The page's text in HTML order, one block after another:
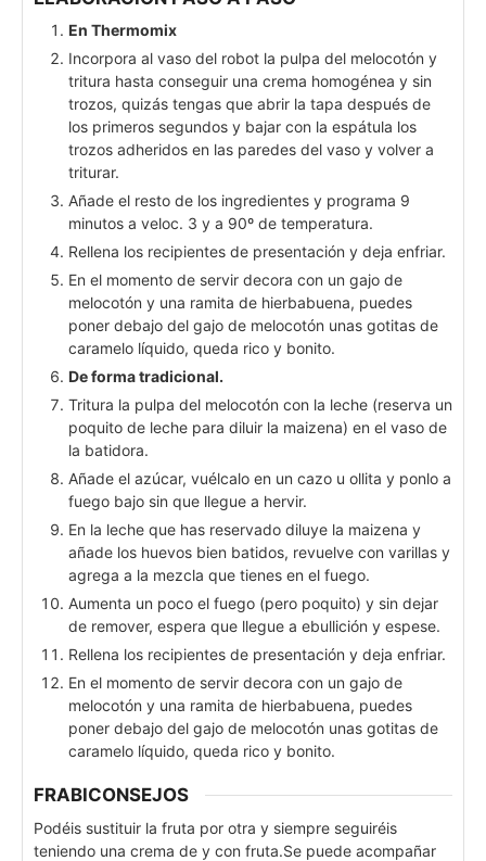
En Thermomix
Incorpora al vaso del robot la pulpa del melocotón y
tritura hasta conseguir una crema homogénea y sin
trozos, quizás tengas que abrir la tapa después de
los primeros segundos y bajar con la espátula los
trozos adheridos en las paredes del vaso y volver a
triturar.
Añade el resto de los ingredientes y programa 9
minutos a veloc. 3 y a 90º de temperatura.
Rellena los recipientes de presentación y deja enfriar.
En el momento de servir decora con un gajo de
melocotón y una ramita de hierbabuena, puedes
poner debajo del gajo de melocotón unas gotitas de
caramelo líquido, queda rico y bonito.
De forma tradicional.
Tritura la pulpa del melocotón con la leche (reserva un
poquito de leche para diluir la maizena) en el vaso de
la batidora.
Añade el azúcar, vuélcalo en un cazo u ollita y ponlo a
fuego bajo sin que llegue a hervir.
En la leche que has reservado diluye la maizena y
añade los huevos bien batidos, revuelve con varillas y
agrega a la mezcla que tienes en el fuego.
Aumenta un poco el fuego (pero poquito) y sin dejar
de remover, espera que llegue a ebullición y espese.
Rellena los recipientes de presentación y deja enfriar.
En el momento de servir decora con un gajo de
melocotón y una ramita de hierbabuena, puedes
poner debajo del gajo de melocotón unas gotitas de
caramelo líquido, queda rico y bonito.
FRABICONSEJOS
Podéis sustituir la fruta por otra y siempre seguiréis
teniendo una crema de y con fruta.Se puede acompañar